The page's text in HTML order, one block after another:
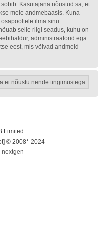
Kasutajana nõustud sa, et
meie andmebaasis. Kuna
ilma sinu
selle riigi seadus, kuhu on
administraatorid ega
eest, mis võivad andmeid
Limited
© 2008*-2024
nextgen